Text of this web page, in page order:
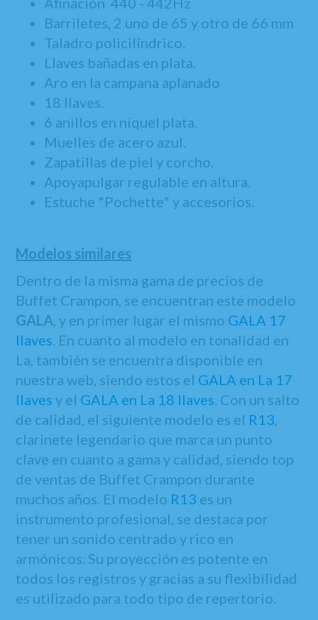
Barriletes, 2 uno de 65 y otro de 66 mm
Taladro policilíndrico.
Llaves bañadas en plata.
Aro en la campana aplanado
18 llaves.
6 anillos en níquel plata.
Muelles de acero azul.
Zapatillas de piel y corcho.
Apoyapulgar regulable en altura.
Estuche "Pochette" y accesorios.
Modelos similares
Dentro de la misma gama de precios de
Buffet Crampon, se encuentran este modelo
GALA, y en primer lugar el mismo GALA 17
llaves. En cuanto al modelo en tonalidad en
La, también se encuentra disponible en
nuestra web, siendo estos el GALA en La 17
llaves y el GALA en La 18 llaves. Con un salto
de calidad, el siguiente modelo es el R13,
clarinete legendario que marca un punto
clave en cuanto a gama y calidad, siendo top
de ventas de Buffet Crampon durante
muchos años. El modelo R13 es un
instrumento profesional, se destaca por
tener un sonido centrado y rico en
armónicos. Su proyección es potente en
todos los registros y gracias a su flexibilidad
es utilizado para todo tipo de repertorio.